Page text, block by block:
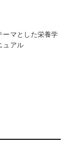
ーマとした栄養学
ュアル